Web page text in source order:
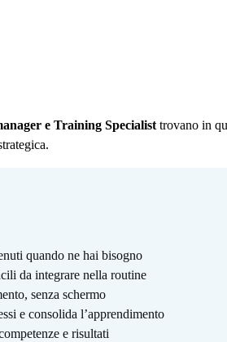
e Training Specialisttrovano in
quando ne hai bisogno
da integrare nella routine
senza schermo
e consolida l’apprendimento
e risultati